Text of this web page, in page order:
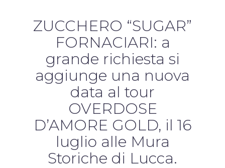
ZUCCHERO “SUGAR”
FORNACIARI: a
grande richiesta si
aggiunge una nuova
data al tour
OVERDOSE
D’AMORE GOLD, il 16
luglio alle Mura
Storiche di Lucca.